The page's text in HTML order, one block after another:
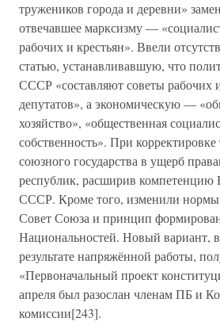
тружеников города и деревни»
отвечавшее марксизму —
рабочих и крестьян». Ввели
статью, устанавливавшую, что
СССР «составляют советы рабочих
депутатов», а экономическую —
хозяйство», «общественная
собственность». При
союзного государства в ущерб
республик, расширив компетенцию
СССР. Кроме того, изменили нормы
Совет Союза и принцип
Национальностей. Новый вариант,
результате напряжённой работы,
«Первоначальный проект
апреля был разослан членам ПБ и
комиссии[243].